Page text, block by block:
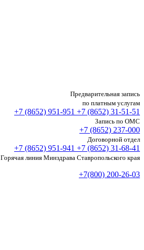
Предварительная запись
по платным услугам
+7 (8652) 951-951 +7 (8652) 31-51-51
Запись по ОМС
+7 (8652) 237-000
Договорной отдел
+7 (8652) 951-941 +7 (8652) 31-68-41
Горячая линия Минздрава Ставропольского края
+7(800) 200-26-03